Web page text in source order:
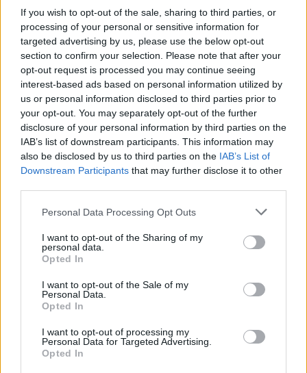
If you wish to opt-out of the sale, sharing to third parties, or
processing of your personal or sensitive information for
targeted advertising by us, please use the below opt-out
section to confirm your selection. Please note that after your
opt-out request is processed you may continue seeing
interest-based ads based on personal information utilized by
us or personal information disclosed to third parties prior to
your opt-out. You may separately opt-out of the further
disclosure of your personal information by third parties on the
IAB’s list of downstream participants. This information may
also be disclosed by us to third parties on the IAB’s List of
Downstream Participants that may further disclose it to other
Personal Data Processing Opt Outs
I want to opt-out of the Sharing of my
personal data.
Opted In
I want to opt-out of the Sale of my
Personal Data.
Opted In
I want to opt-out of processing my
Personal Data for Targeted Advertising.
Opted In
Σχετικά Άρθρα
3ο ΓΕΛ Καλαμάτας: Επιμόρφωση
εκπαιδευτικών για τη διαφορετικότητα και
τον σχολικό εκφοβισμό
05/08/2026 18:04